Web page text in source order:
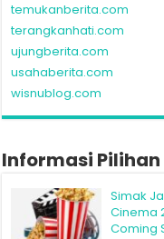
temukanberita.com
terangkanhati.com
ujungberita.com
usahaberita.com
wisnublog.com
Informasi Pilihan
Simak
Cinema
Coming